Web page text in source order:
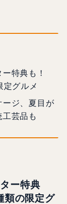
特典も！
定グルメ
ージ、夏目が
芸品も
ー特典
類の限定グ